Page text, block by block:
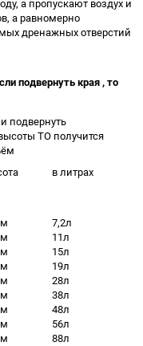
а пропускают воздух и
а равномерно
дренажных отверстий
подвернуть края , то
подвернуть
ТО получится
в литрах
7,2л
11л
15л
19л
28л
38л
48л
56л
88л